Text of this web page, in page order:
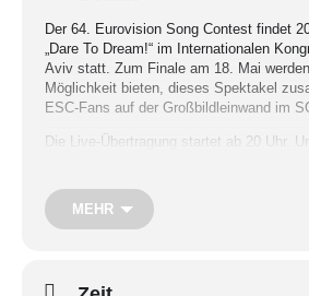
Der 64. Eurovision Song Contest findet
„Dare To Dream!“ im Internationalen
Aviv statt. Zum Finale am 18. Mai
Möglichkeit bieten, dieses Spektakel
ESC-Fans auf der Großbildleinwand im
Die Live-Übertragung startet ab 20 Uhr.
Wer also nicht live vor Ort sein kann,
SCHMIT-Z und feiert mit uns. Und
diesem Jahr wieder ein Gewinnspiel!
MEHR